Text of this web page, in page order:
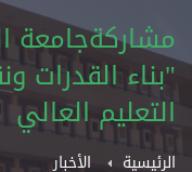
مشاركةجامعة
"بناء القدرات
التعليم العالي
الرئيسية
الأخبار